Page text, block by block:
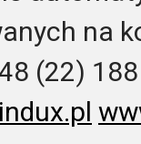
na
(22)